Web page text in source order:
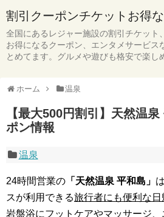
割引クーポンチケットお得な
全国にあるレジャー施設の割引チケット
お得になるクーポン、エンタメサービス
とめてます。グルメや遊びも格安で楽し
ホーム 温泉
【最大500円割引】天然温
ポン情報
温泉
24時間営業の 「天然温泉 平和島」
スが利用できる旅行者にも便利な
岩盤浴にフットケアやマッサージ